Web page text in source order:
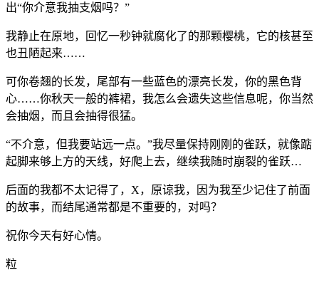
出“你介意我抽支烟吗？”
我静止在原地，回忆一秒钟就腐化了的那颗樱桃，它的核甚至
也丑陋起来……
可你卷翘的长发，尾部有一些蓝色的漂亮长发，你的黑色背
心……你秋天一般的裤裙，我怎么会遗失这些信息呢，你当然
会抽烟，而且会抽得很猛。
“不介意，但我要站远一点。”我尽量保持刚刚的雀跃，就像踮
起脚来够上方的天线，好爬上去，继续我随时崩裂的雀跃…
后面的我都不太记得了，X，原谅我，因为我至少记住了前面
的故事，而结尾通常都是不重要的，对吗？
祝你今天有好心情。
粒